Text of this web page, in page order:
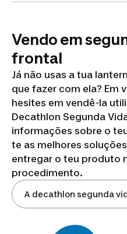
Vendo em
frontal
Já não usas a tua
que fazer com ela? Em
hesites em vendê-la
Decathlon Segunda
informações sobre o
te as melhores
entregar o teu produto
procedimento.
A decathlon segunda